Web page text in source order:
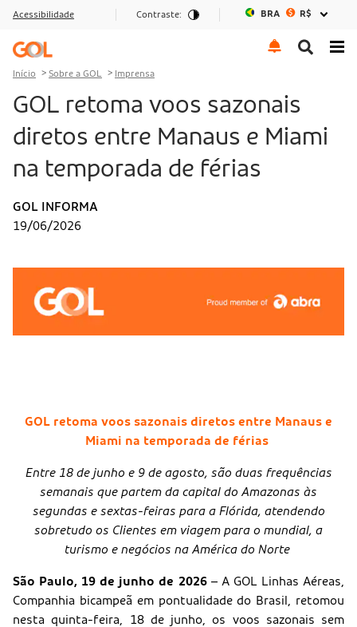
Ir para o menu
Ir para o conteúdo
Ir para o rodapé
Acessibilidade Contraste: BRA R$
Início Sobre a GOL Imprensa
GOL retoma voos sazonais
diretos entre Manaus e Miami
na temporada de férias
GOL INFORMA
19/06/2026
GOL retoma voos sazonais diretos entre Manaus e
Miami na temporada de férias
Entre 18 de junho e 9 de agosto, são duas frequências
semanais que partem da capital do Amazonas às
segundas e sextas-feiras para a Flórida, atendendo
sobretudo os Clientes em viagem para o mundial, a
turismo e negócios na América do Norte
São Paulo, 19 de junho de 2026– A GOL Linhas Aéreas,
Companhia bicampeã em pontualidade do Brasil, retomou
nesta quinta-feira, 18 de junho, os voos sazonais sem